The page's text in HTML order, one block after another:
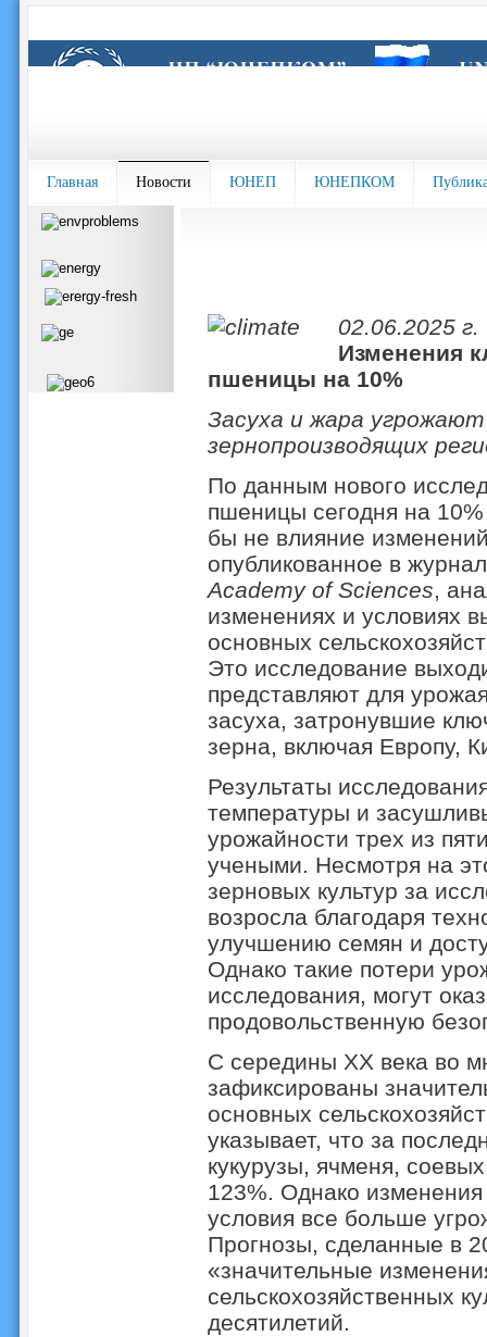
Главная Новости ЮНЕП ЮНЕПКОМ
02.06.2025 г.
Изменения
пшеницы на 10%
Засуха и жара
зернопроизводящих
По данным нового
пшеницы сегодня на
бы не влияние
опубликованное в
Academy of Sciences,
изменениях и условиях
основных
Это исследование
представляют для
засуха, затронувшие
зерна, включая Европу,
Результаты
температуры и
урожайности трех из
учеными. Несмотря на
зерновых культур за
возросла благодаря
улучшению семян и
Однако такие потери
исследования, могут
продовольственную
С середины XX века во
зафиксированы
основных
указывает, что за
кукурузы, ячменя,
123%. Однако
условия все больше
Прогнозы, сделанные в
«значительные
сельскохозяйственных
десятилетий.